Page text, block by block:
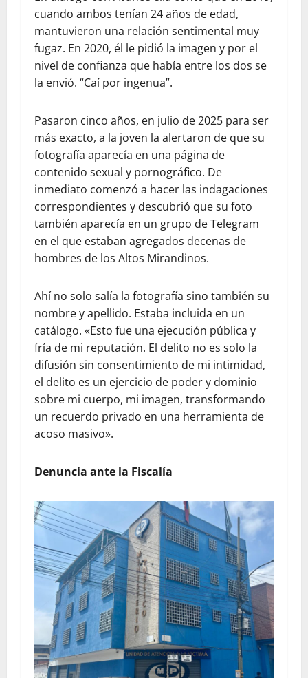
cuando ambos tenían 24 años de edad,
mantuvieron una relación sentimental muy
fugaz. En 2020, él le pidió la imagen y por el
nivel de confianza que había entre los dos se
la envió. “Caí por ingenua”.
Pasaron cinco años, en julio de 2025 para ser
más exacto, a la joven la alertaron de que su
fotografía aparecía en una página de
contenido sexual y pornográfico. De
inmediato comenzó a hacer las indagaciones
correspondientes y descubrió que su foto
también aparecía en un grupo de Telegram
en el que estaban agregados decenas de
hombres de los Altos Mirandinos.
Ahí no solo salía la fotografía sino también su
nombre y apellido. Estaba incluida en un
catálogo. «Esto fue una ejecución pública y
fría de mi reputación. El delito no es solo la
difusión sin consentimiento de mi intimidad,
el delito es un ejercicio de poder y dominio
sobre mi cuerpo, mi imagen, transformando
un recuerdo privado en una herramienta de
acoso masivo».
Denuncia ante la Fiscalía